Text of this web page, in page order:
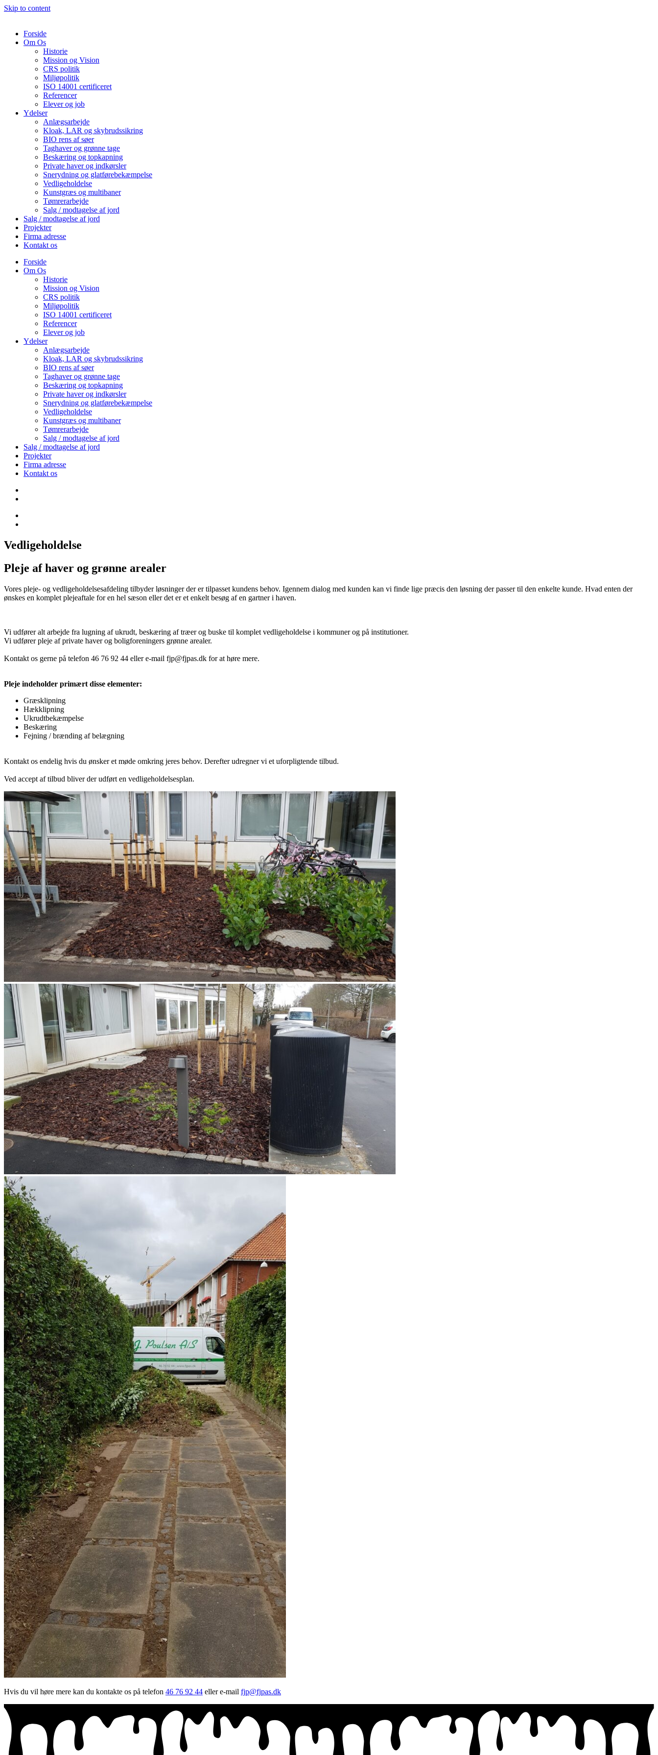
Skip to content
Forside
Om Os
Historie
Mission og Vision
CRS politik
Miljøpolitik
ISO 14001 certificeret
Referencer
Elever og job
Ydelser
Anlægsarbejde
Kloak, LAR og skybrudssikring
BIO rens af søer
Taghaver og grønne tage
Beskæring og topkapning
Private haver og indkørsler
Snerydning og glatførebekæmpelse
Vedligeholdelse
Kunstgræs og multibaner
Tømrerarbejde
Salg / modtagelse af jord
Salg / modtagelse af jord
Projekter
Firma adresse
Kontakt os
Forside
Om Os
Historie
Mission og Vision
CRS politik
Miljøpolitik
ISO 14001 certificeret
Referencer
Elever og job
Ydelser
Anlægsarbejde
Kloak, LAR og skybrudssikring
BIO rens af søer
Taghaver og grønne tage
Beskæring og topkapning
Private haver og indkørsler
Snerydning og glatførebekæmpelse
Vedligeholdelse
Kunstgræs og multibaner
Tømrerarbejde
Salg / modtagelse af jord
Salg / modtagelse af jord
Projekter
Firma adresse
Kontakt os
Vedligeholdelse
Pleje af haver og grønne arealer
Vores pleje- og vedligeholdelsesafdeling tilbyder løsninger der er tilpasset kundens behov. Igennem dialog med kunden kan vi finde lige præcis den løsning der passer til den enkelte kunde. Hvad enten der
ønskes en komplet plejeaftale for en hel sæson eller det er et enkelt besøg af en gartner i haven.
Vi udfører alt arbejde fra lugning af ukrudt, beskæring af træer og buske til komplet vedligeholdelse i kommuner og på institutioner.
Vi udfører pleje af private haver og boligforeningers grønne arealer.
Kontakt os gerne på telefon​ 46 76 92 44 eller e-mail fjp@fjpas.dk​ for at høre mere.
Pleje indeholder primært disse elementer:
Græsklipning
Hækklipning
Ukrudtbekæmpelse
Beskæring
Fejning / brænding af belægning
Kontakt os endelig hvis du ønsker et møde omkring jeres behov. Derefter udregner vi et uforpligtende tilbud.
Ved accept af tilbud bliver der udført en vedligeholdelsesplan​.
Hvis du vil høre mere kan du kontakte os på telefon 46 76 92 44 eller e-mail fjp@fjpas.dk